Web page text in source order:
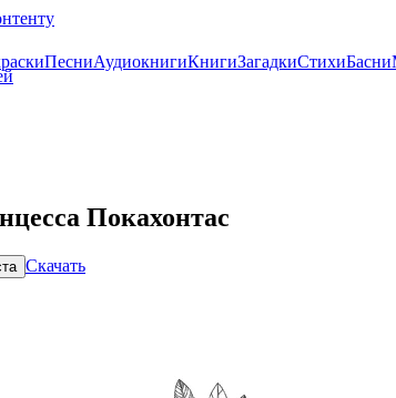
ПесниАудиокнигиКнигиЗагадкиСтихиБасни
Покахонтас
Скачать